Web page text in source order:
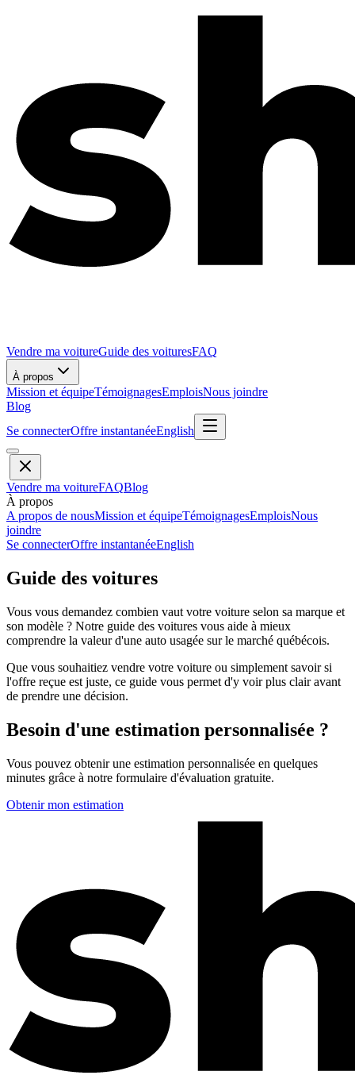
Vendre ma voitureGuide des voituresFAQ
À propos
Mission et équipeTémoignagesEmploisNous joindre
Blog
Se connecterOffre instantanéeEnglish
Vendre ma voitureFAQBlog
À propos
A propos de nousMission et équipeTémoignagesEmploisNous
joindre
Se connecterOffre instantanéeEnglish
Guide des voitures
Vous vous demandez combien vaut votre voiture selon sa marque et
son modèle ? Notre guide des voitures vous aide à mieux
comprendre la valeur d'une auto usagée sur le marché québécois.
Que vous souhaitiez vendre votre voiture ou simplement savoir si
l'offre reçue est juste, ce guide vous permet d'y voir plus clair avant
de prendre une décision.
Besoin d'une estimation personnalisée ?
Vous pouvez obtenir une estimation personnalisée en quelques
minutes grâce à notre formulaire d'évaluation gratuite.
Obtenir mon estimation